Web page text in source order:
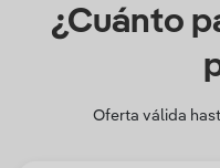
¿Cuánto
Oferta válida